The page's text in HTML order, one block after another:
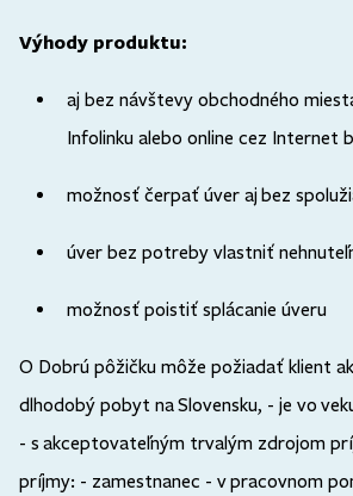
Výhody produktu:
aj bez návštevy obchodného
Infolinku alebo online cez Internet
možnosť čerpať úver aj bez
úver bez potreby vlastniť
možnosť poistiť splácanie úveru
O Dobrú pôžičku môže požiadať klient
dlhodobý pobyt na Slovensku, - je vo
- s akceptovateľným trvalým zdrojom
príjmy: - zamestnanec - v pracovnom